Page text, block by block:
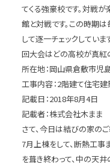
てくる強豪校です。対戦
館と対戦です。この時期
して逐一チェックしてい
回大会はどの高校が真紅
所在地：岡山県倉敷市児
工事内容：2階建て住宅建
記載日：2018年8月4日
記載者：株式会社木ま
さて、今日は結びの家のご
7月上棟をして、断熱工事
を葺き終わって、中の天